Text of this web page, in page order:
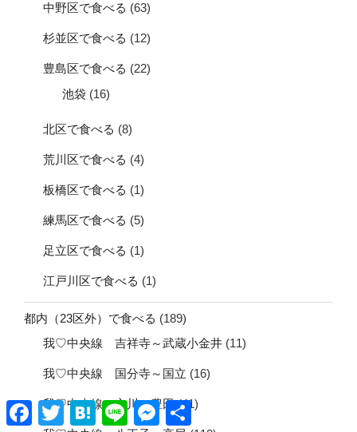
中野区で食べる (63)
杉並区で食べる (12)
豊島区で食べる (22)
池袋 (16)
北区で食べる (8)
荒川区で食べる (4)
板橋区で食べる (1)
練馬区で食べる (5)
足立区で食べる (1)
江戸川区で食べる (1)
都内（23区外）で食べる (189)
我♡中央線 吉祥寺～武蔵小金井 (11)
我♡中央線 国分寺～国立 (16)
我♡中央線 立川～豊田(41)
Facebook
TwitterHatenaLine Messenger
共